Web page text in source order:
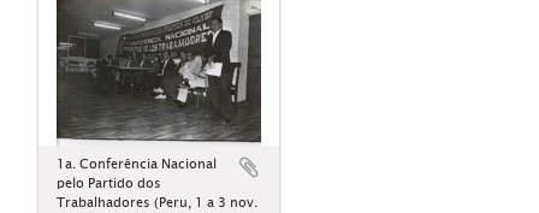
1a. Conferência Nacional
pelo Partido dos
Trabalhadores (Peru, 1 a 3 nov.